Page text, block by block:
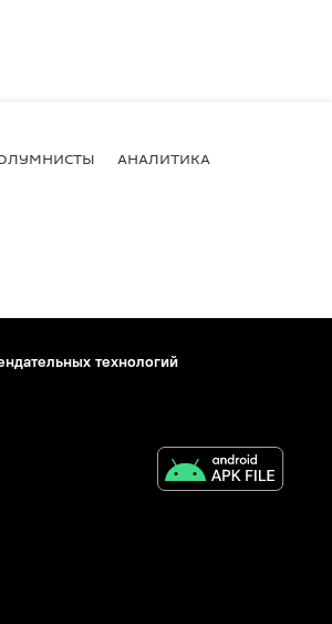
АНАЛИТИКА
технологий